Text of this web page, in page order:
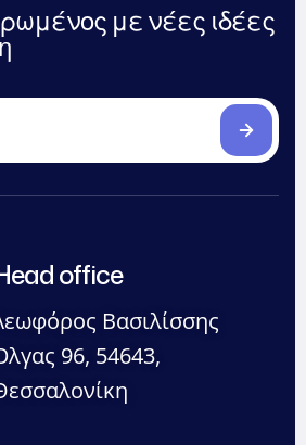
με νέες ιδέες
office
Βασιλίσσης
96, 54643,